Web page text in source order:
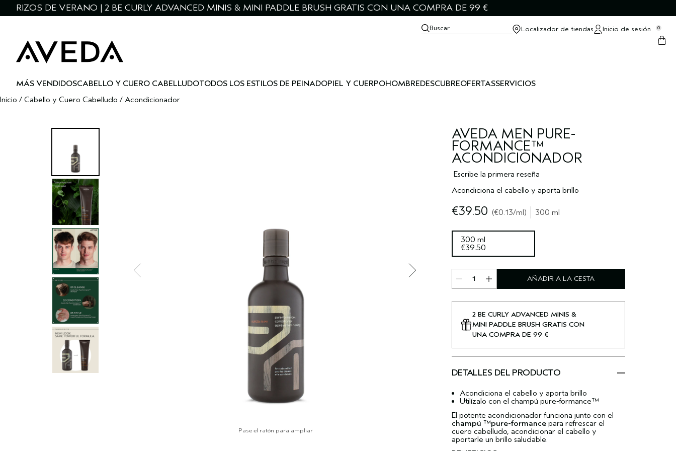
RIZOS DE VERANO | 2 BE CURLY ADVANCED MINIS & MINI PADDLE BRUSH GRATIS CON UNA COMPRA DE 99 €
Buscar Localizador de tiendas Inicio de sesión 0
MÁS VENDIDOSCABELLO Y CUERO CABELLUDOTODOS LOS ESTILOS DE PEINADOPIEL Y CUERPOHOMBREDESCUBREOFERTASSERVICIOS
Inicio / Cabello y Cuero Cabelludo / Acondicionador
AVEDA MEN PURE-
FORMANCE™
ACONDICIONADOR
Escribe la primera reseña
Acondiciona el cabello y aporta brillo
Pase el ratón para ampliar
€39.50 €0.13/ml 300 ml
300 ml
€39.50
AÑADIR A LA CESTA
2 BE CURLY ADVANCED MINIS &
MINI PADDLE BRUSH GRATIS CON
UNA COMPRA DE 99 €
DETALLES DEL PRODUCTO
Acondiciona el cabello y aporta brillo
Utilízalo con el champú pure-formance™
El potente acondicionador funciona junto con el
champú ™pure-formancepara refrescar el
cuero cabelludo, acondicionar el cabello y
aportarle un brillo saludable.